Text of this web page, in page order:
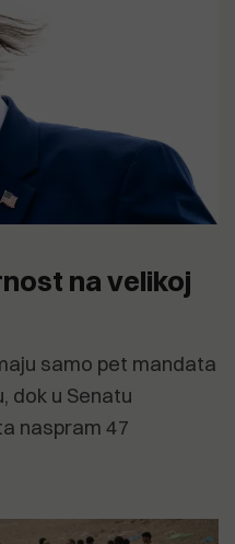
na velikoj
samo pet mandata
dok u Senatu
naspram 47